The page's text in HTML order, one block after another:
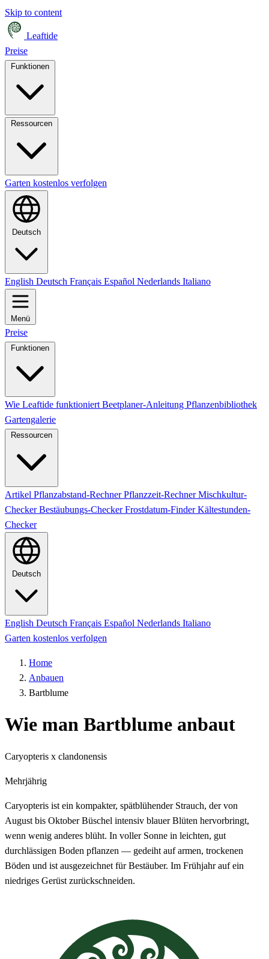
Skip to content
Leaftide
Preise
Garten kostenlos verfolgen
Deutsch
English Deutsch Français Español Nederlands Italiano
Menü
Preise
Funktionen
Wie Leaftide funktioniert Beetplaner-Anleitung Pflanzenbibliothek
Gartengalerie
Ressourcen
Artikel Pflanzabstand-RechnerPflanzzeit-RechnerMischkultur-
CheckerBestäubungs-CheckerFrostdatum-FinderKältestunden-
Checker
Deutsch
English Deutsch Français Español Nederlands Italiano
Garten kostenlos verfolgen
Home
Anbauen
Bartblume
Wie man Bartblume anbaut
Caryopteris x clandonensis
Mehrjährig
Caryopteris ist ein kompakter, spätblühender Strauch, der von
August bis Oktober Büschel intensiv blauer Blüten hervorbringt,
wenn wenig anderes blüht. In voller Sonne in leichten, gut
durchlässigen Boden pflanzen — gedeiht auf armen, trockenen
Böden und ist ausgezeichnet für Bestäuber. Im Frühjahr auf ein
niedriges Gerüst zurückschneiden.